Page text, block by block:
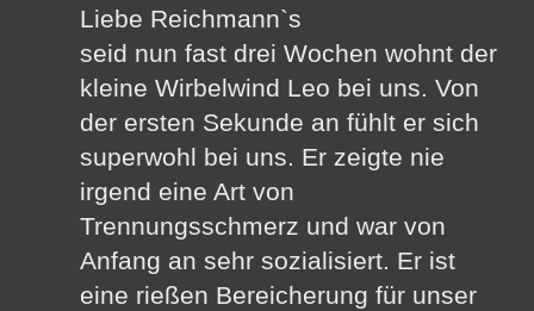
Liebe Reichmann`s
seid nun fast drei Wochen wohnt der
kleine Wirbelwind Leo bei uns. Von
der ersten Sekunde an fühlt er sich
superwohl bei uns. Er zeigte nie
irgend eine Art von
Trennungsschmerz und war von
Anfang an sehr sozialisiert. Er ist
eine rießen Bereicherung für unser